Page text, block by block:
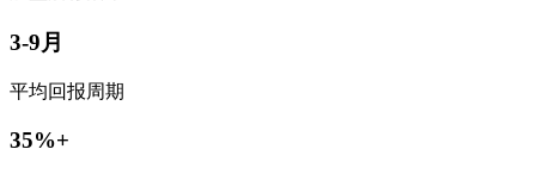
3-9月
平均回报周期
35%+